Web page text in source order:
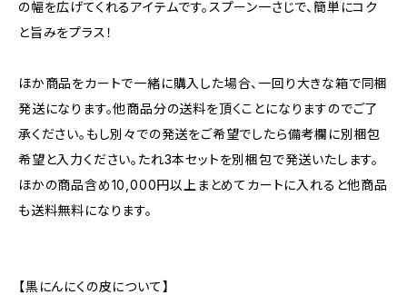
の幅を広げてくれるアイテムです。スプーン一さじで、簡単にコク
と旨みをプラス！
ほか商品をカートで一緒に購入した場合、一回り大きな箱で同梱
発送になります。他商品分の送料を頂くことになりますのでご了
承ください。もし別々での発送をご希望でしたら備考欄に別梱包
希望と入力ください。たれ3本セットを別梱包で発送いたします。
ほかの商品含め10,000円以上まとめてカートに入れると他商品
も送料無料になります。
【黒にんにくの皮について】